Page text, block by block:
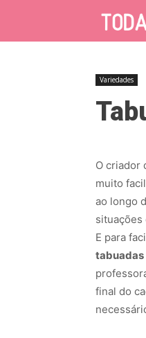
Variedades
O criador
muito
ao longo
situações
E para
tabuadas
final do